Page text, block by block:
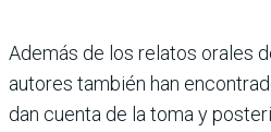
Además de los relatos orales
autores también han
dan cuenta de la toma y